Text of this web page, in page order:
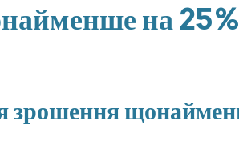
на 25%
зрошення